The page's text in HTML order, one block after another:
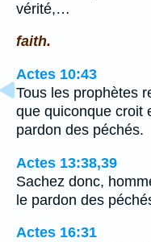
vérité,…
faith.
Actes 10:43
Tous les prophètes
que quiconque croit
pardon des péchés.
Actes 13:38,39
Sachez donc,
le pardon des
Actes 16:31